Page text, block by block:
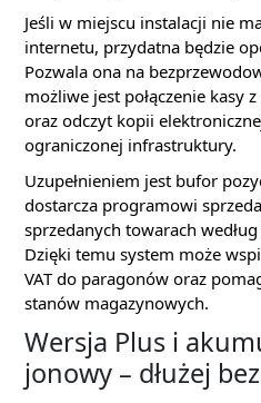
Jeśli w miejscu instalacji nie
internetu, przydatna będzie
Pozwala ona na
możliwe jest połączenie kasy
oraz odczyt kopii
ograniczonej infrastruktury.
Uzupełnieniem jest bufor
dostarcza programowi
sprzedanych towarach
Dzięki temu system może
VAT do paragonów oraz
stanów magazynowych.
Wersja Plus i
jonowy – dłużej